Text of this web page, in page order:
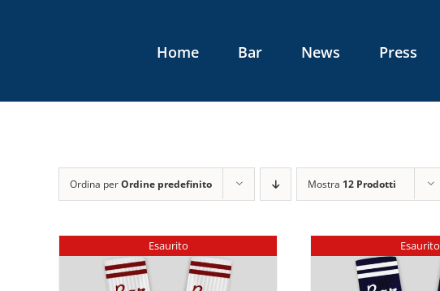
Home Bar News Press
Ordina perOrdine predefinito Mostra 12 Prodotti
Esaurito Esaurito